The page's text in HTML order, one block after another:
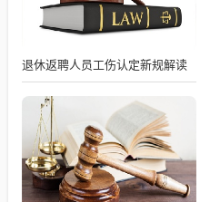
退休返聘人员工伤认定新规解读